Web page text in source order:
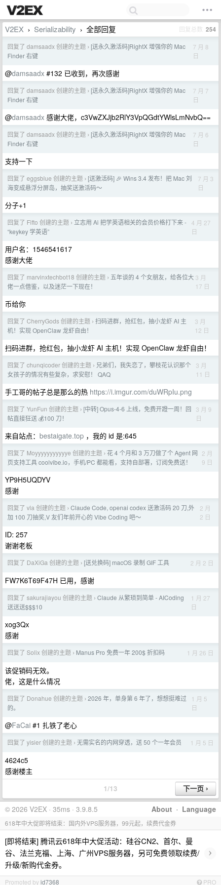
V2EX › Serializability › 全部回复 回复总数 254
回复了 damsaadx 创建的主题 › [送永久激活码]RightX 增强你的 Mac
Finder 右键
7 月 8
日
@damsaadx #132 已收到，再次感谢
回复了 damsaadx 创建的主题 › [送永久激活码]RightX 增强你的 Mac
Finder 右键
7 月 7
日
@damsaadx 感谢大佬，c3VwZXJjb2RlY3VpQGdtYWlsLmNvbQ==
回复了 damsaadx 创建的主题 › [送永久激活码]RightX 增强你的 Mac
Finder 右键
7 月 6
日
支持一下
回复了 eggsblue 创建的主题 › [送激活码] 🎉 Wins 3.4 发布！把 Mac 刘
海变成悬浮分屏岛，抽奖送激活码～
7 月 3
日
分子+1
回复了 Fifto 创建的主题 › 立志用 Ai 把学英语相关的会员价格打下来 -
“keykey 学英语”
4 月 27
日
用户名：1546541617
感谢大佬
回复了 marvinxtechbot18 创建的主题 › 五年谈的 4 个女朋友，给各位大
佬一点借鉴，以及迷茫一下现在！
3 月
17 日
币给你
回复了 CherryGods 创建的主题 › 扫码进群，抢红包，抽小龙虾 AI 主
机！实现 OpenClaw 龙虾自由！
3 月
12 日
扫码进群，抢红包，抽小龙虾 AI 主机！实现 OpenClaw 龙虾自由！
回复了 chunqicoder 创建的主题 › 兄弟们，我失恋了，攀枝花认识那个
女孩子的情况有些复杂，求安慰！ QAQ
3 月
11 日
手工哥的帖子总是那么的热 https://i.imgur.com/duWRpIu.png
回复了 YunFun 创建的主题 › [中转] Opus-4-6 上线，免费开蹬一周！回
帖直接狂送 💰100 刀！
3 月 9
日
来自站点： bestaigate.top ，我的 id 是:645
回复了 Moyyyyyyyyyyye 创建的主题 › 花 4 个月和 3 万刀做了个 Agent 网
页支持工具 coolvibe.io，手机/PC 都能看，支持自部署，订阅免费送！
2 月
9 日
YP9H5UQDYV
感谢
回复了 vla 创建的主题 › Claude Code, openai codex 送激活码 20 刀,外
加 100 刀抽奖,V 友们年前开心的 Vibe Coding 吧～
2 月
2 日
ID: 257
谢谢老板
回复了 DaXiGa 创建的主题 › [送兑换码] macOS 录制 GIF 工具 2 月 2 日
FW7K6T69F47H 已用，感谢
回复了 sakurajiayou 创建的主题 › Claude 从繁琐到简单 - AICoding
送送送$$$10
1 月 27
日
xog3Qx
感谢
回复了 Solix 创建的主题 › Manus Pro 免费一年 200$ 折扣码 1 月 26 日
该促销码无效。
佬，这是什么情况
回复了 Donahue 创建的主题 › 2026 年，单身第 6 年了，想想挺难过
的。
1 月 5
日
@FaCai #1 扎铁了老心
回复了 yisier 创建的主题 › 无需实名的内网穿透，送 50 个一年会员 1 月 5 日
4624c5
感谢楼主
1/13
About · Language
© 2026 V2EX · 35ms · 3.9.8.5
618年中大促即将结束：国内外VPS服务器，99元起，续费代金券
[即将结束] 腾讯云618年中大促活动：硅谷CN2、首尔、曼
谷、法兰克福、上海、广州VPS服务器，另可免费领取续费/
升级/新购代金券。
›
Promoted byid7368 PRO